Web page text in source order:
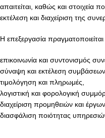
απαιτείται, καθώς και στοιχεία
εκτέλεση και διαχείριση της
Η επεξεργασία
επικοινωνία και συντονισμός
σύναψη και εκτέλεση συμβάσεων,
τιμολόγηση και πληρωμές,
λογιστική και φορολογική
διαχείριση προμηθειών και έργων,
διασφάλιση ποιότητας